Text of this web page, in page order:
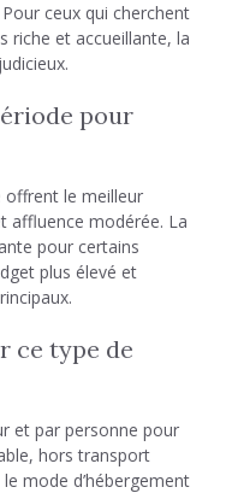
ceux qui cherchent
riche et accueillante, la
pour
offrent le meilleur
affluence modérée. La
pour certains
plus élevé et
ce type de
et par personne pour
hors transport
mode d’hébergement